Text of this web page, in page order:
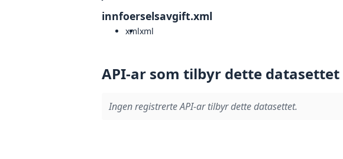
innfoerselsavgift.xml
xmlxml
API-ar som tilbyr dette datasettet
Ingen registrerte API-ar tilbyr dette datasettet.